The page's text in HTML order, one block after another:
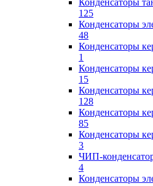
125
Конденсаторы
48
Конденсаторы
1
Конденсаторы
15
Конденсаторы
128
Конденсаторы
85
Конденсаторы
3
ЧИП-
4
Конденсаторы